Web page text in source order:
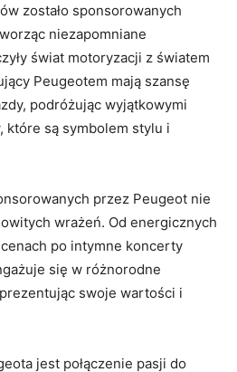
zostało sponsorowanych
niezapomniane
świat motoryzacji z światem⁤
Peugeotem mają szansę
podróżując wyjątkowymi
które są symbolem stylu i
przez Peugeot nie‍
wrażeń. Od energicznych
po intymne koncerty
się w różnorodne
swoje wartości i
jest połączenie pasji do